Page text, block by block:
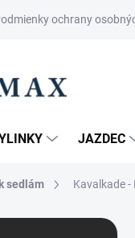
ochrany
JAZDEC
sedlám Kavalkade -